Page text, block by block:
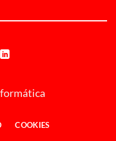
COOKIES